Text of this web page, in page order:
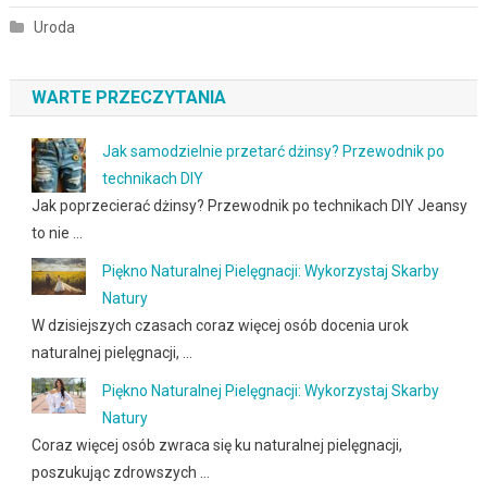
Uroda
WARTE PRZECZYTANIA
Jak samodzielnie przetarć dżinsy? Przewodnik po
technikach DIY
Jak poprzecierać dżinsy? Przewodnik po technikach DIY Jeansy
to nie …
Piękno Naturalnej Pielęgnacji: Wykorzystaj Skarby
Natury
W dzisiejszych czasach coraz więcej osób docenia urok
naturalnej pielęgnacji, …
Piękno Naturalnej Pielęgnacji: Wykorzystaj Skarby
Natury
Coraz więcej osób zwraca się ku naturalnej pielęgnacji,
poszukując zdrowszych …